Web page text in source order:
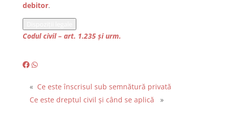
debitor.
Codul civil – art. 1.235 și urm.
« Ce este înscrisul sub semnătură privată
Ce este dreptul civil și când se aplică »